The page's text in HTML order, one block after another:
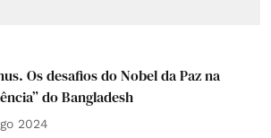
Os desafios do Nobel da Paz na
do Bangladesh
2024